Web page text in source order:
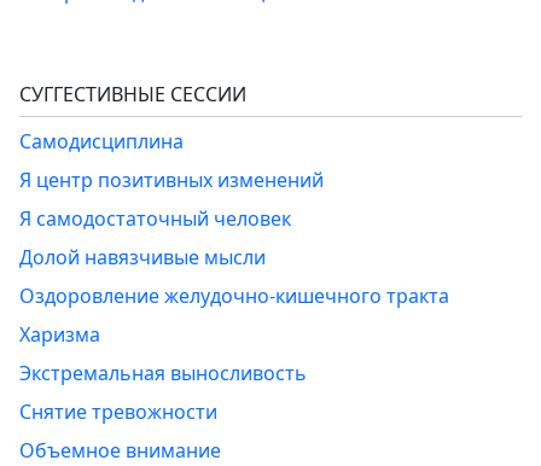
СУГГЕСТИВНЫЕ СЕССИИ
Самодисциплина
Я центр позитивных изменений
Я самодостаточный человек
Долой навязчивые мысли
Оздоровление желудочно-кишечного тракта
Харизма
Экстремальная выносливость
Снятие тревожности
Объемное внимание